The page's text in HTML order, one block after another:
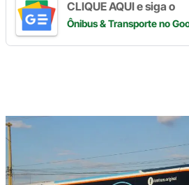
CLIQUE AQUI e siga o
Ônibus & Transporteno
Digite
aqui
o
seu
e-